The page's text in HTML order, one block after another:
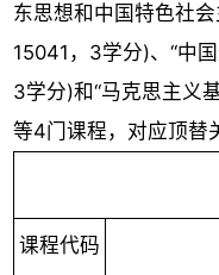
东思想和中国特色社
15041，3学分)、“中
3学分)和“马克思主义
等4门课程，对应顶替
课程代码